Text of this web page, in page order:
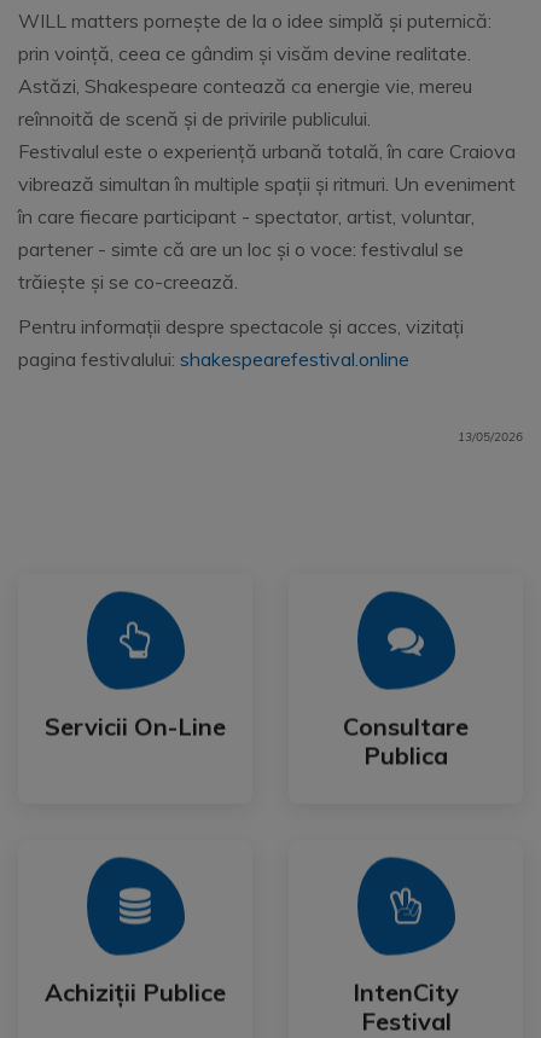
WILL matters pornește de la o idee simplă și puternică:
prin voință, ceea ce gândim și visăm devine realitate.
Astăzi, Shakespeare contează ca energie vie, mereu
reînnoită de scenă și de privirile publicului.
Festivalul este o experiență urbană totală, în care Craiova
vibrează simultan în multiple spații și ritmuri. Un eveniment
în care fiecare participant - spectator, artist, voluntar,
partener - simte că are un loc și o voce: festivalul se
trăiește și se co-creează.
Pentru informații despre spectacole și acces, vizitați
pagina festivalului: shakespearefestival.online
13/05/2026
Servicii On-Line
Servicii On-Line
Mai Mult
Consultare
Publica
Consultare
Publica
Mai Mult
Achiziții Publice
Achiziții Publice
Mai Mult
IntenCity
Festival
IntenCity
Festival
Mai Mult